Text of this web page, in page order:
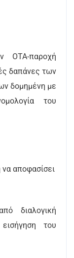
ΟΤΑ-παροχή
δαπάνες των
δομημένη με
του
αποφασίσει
διαλογική
του